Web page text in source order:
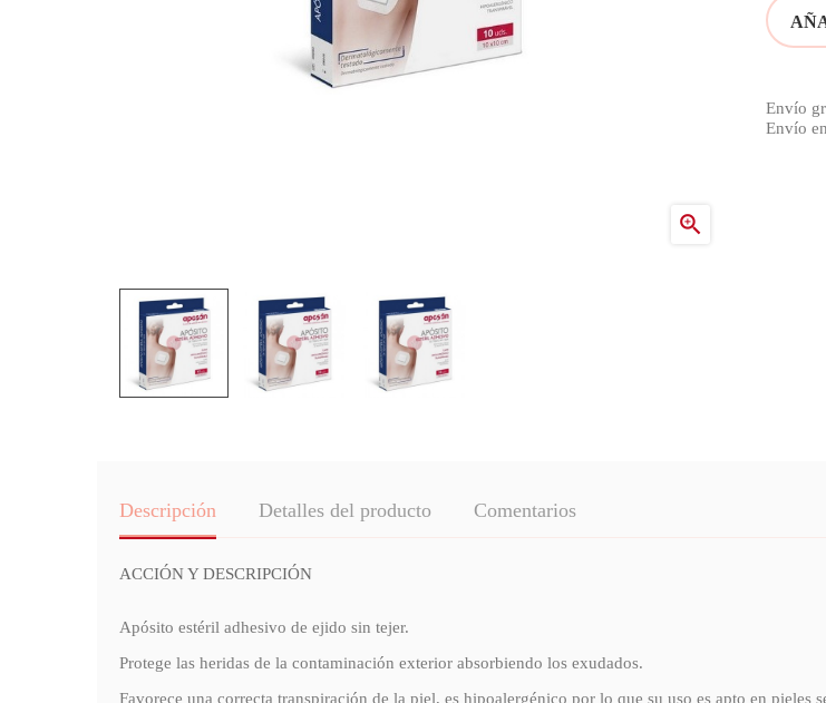

Envío
Envío
Descripción Detalles del producto Comentarios
ACCIÓN Y DESCRIPCIÓN
Apósito estéril adhesivo de ejido sin tejer.
Protege las heridas de la contaminación exterior absorbiendo los exudados.
Favorece una correcta transpiración de la piel, es hipoalergénico por lo que su uso es apto en pieles